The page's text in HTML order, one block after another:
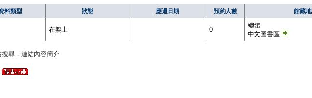
料類型 狀態 應還日期 預約人數 館藏地
在架上 0
總館
中文圖書區
搜尋，連結內容簡介